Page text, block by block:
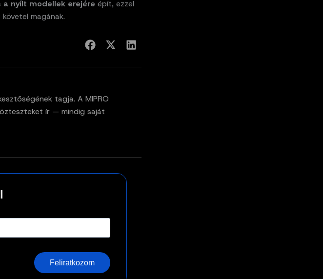
nyílt modellek erejére épít, ezzel
magának.
tagja. A MIPRO
ír — mindig saját
Feliratkozom